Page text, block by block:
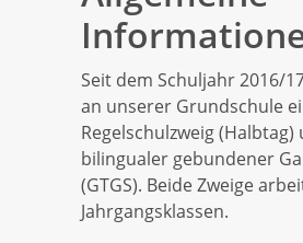
Schülerartikel
Schulsozialarbeit
Allgemeine Informationen
Bilingualer Ganztag
Lernzeit
Pädagogisches Angebot
Gruppen
Abholsituation
Was wir tun
Was ihr wissen müsst
Wie ihr Mitglied werdet
Datenschutz
Schulordnung
Impressum
Seit dem Schuljahr 2016/
an unserer Grundschule
Regelschulzweig (Halbtag)
bilingualer gebundener
(GTGS). Beide Zweige
Jahrgangsklassen.